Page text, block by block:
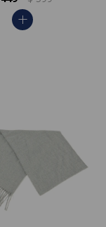
add